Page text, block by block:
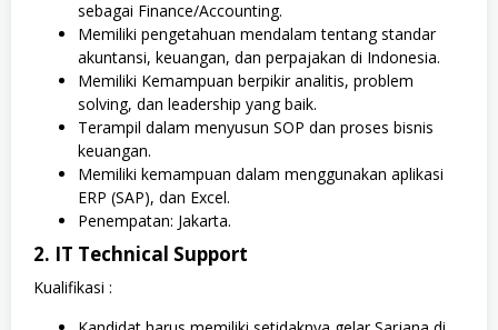
sebagai Finance/Accounting.
Memiliki pengetahuan mendalam tentang standar
akuntansi, keuangan, dan perpajakan di Indonesia.
Memiliki Kemampuan berpikir analitis, problem
solving, dan leadership yang baik.
Terampil dalam menyusun SOP dan proses bisnis
keuangan.
Memiliki kemampuan dalam menggunakan aplikasi
ERP (SAP), dan Excel.
Penempatan: Jakarta.
2. IT Technical Support
Kualifikasi :